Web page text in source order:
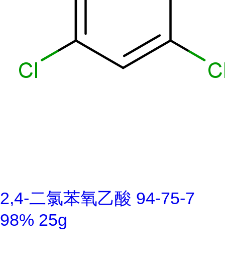
2,4-二氯苯氧乙酸 94-75-7
98% 25g